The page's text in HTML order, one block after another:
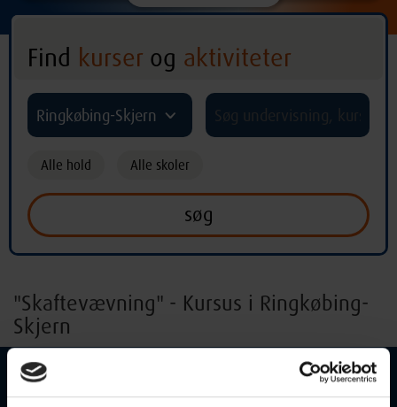
Find kurser og aktiviteter
Ringkøbing-Skjern ^
Alle hold Alle skoler
"Skaftevævning" - Kursus i Ringkøbing-
Skjern